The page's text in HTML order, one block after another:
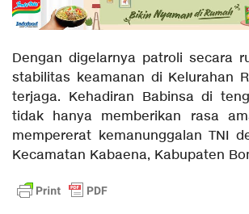
Dengan digelarnya patroli secara
stabilitas keamanan di Kelurahan
terjaga. Kehadiran Babinsa di
tidak hanya memberikan rasa
mempererat kemanunggalan TNI
Kecamatan Kabaena, Kabupaten